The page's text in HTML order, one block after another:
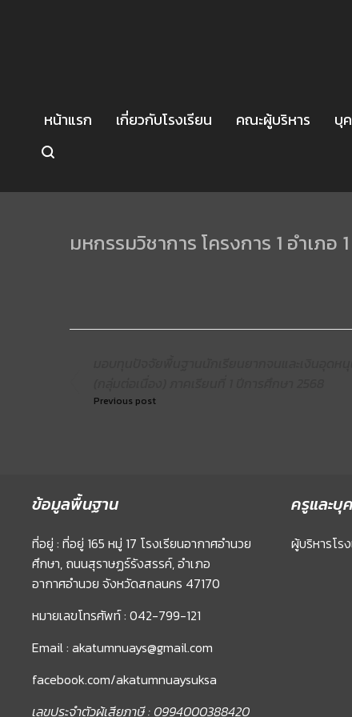
หน้าแรก เกี่ยวกับโรงเรียน คณะผู้บริหาร บุ
มหกรรมวิชาการ โครงการ 1 อำเภอ
Previous post
ข้อมูลพื้นฐาน
ที่อยู่ : ที่อยู่ 165 หมู่ 17 โรงเรียนอากาศอำนวย
ศึกษา, ถนนสุราษฏร์รังสรรค์, อำเภอ
อากาศอำนวย จังหวัดสกลนคร 47170
หมายเลขโทรศัพท์ : 042-799-121
Email : akatumnuays@gmail.com
facebook.com/akatumnuaysuksa
เลขประจำตัวผู้เสียภาษี : 0994000388420
ครูและบุ
ผู้บริหารโร